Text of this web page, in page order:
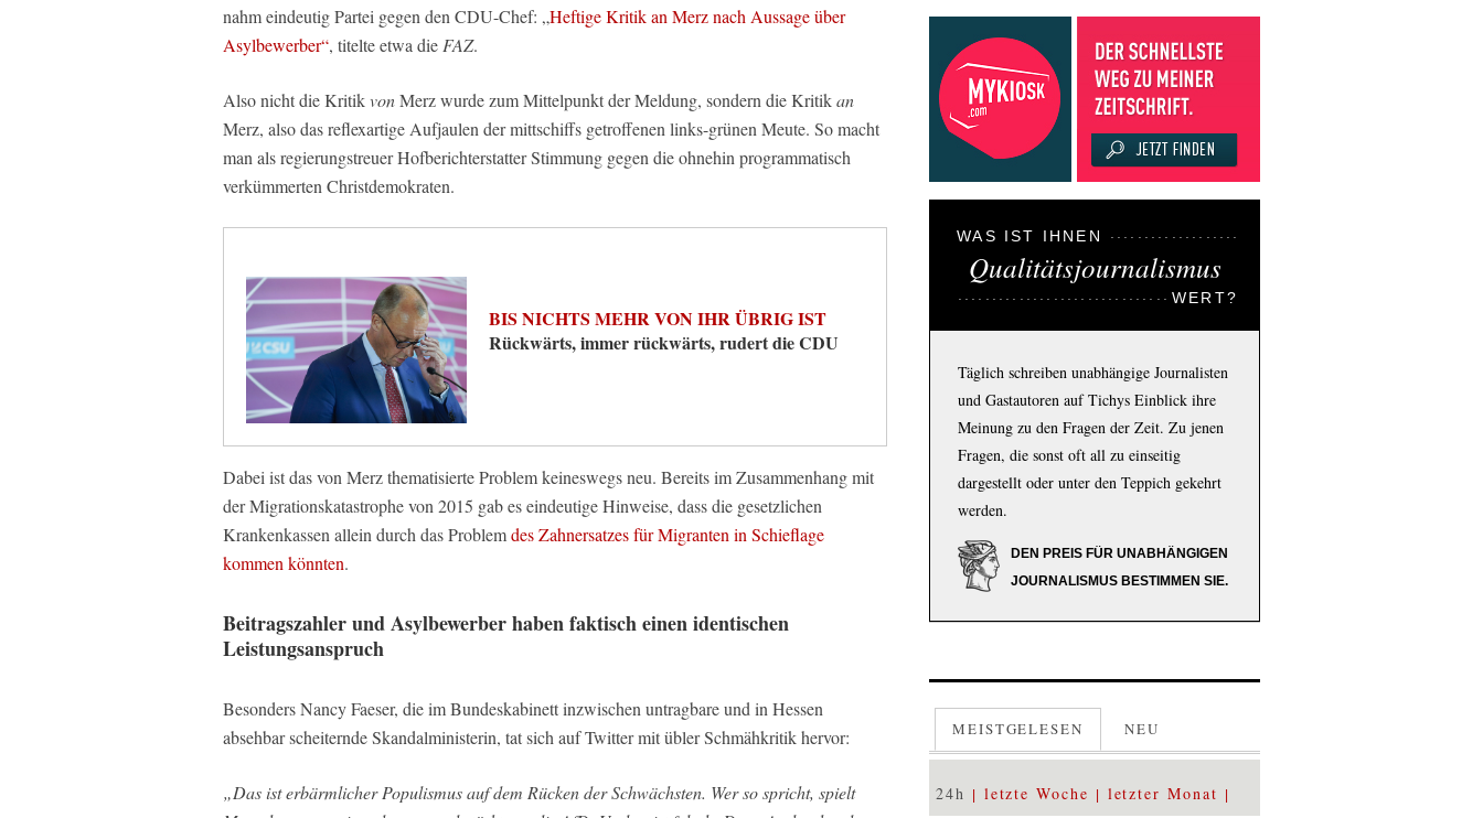
nahm eindeutig Partei gegen den CDU-Chef: „Heftige Kritik an Merz nach Aussage über
Asylbewerber“, titelte etwa die FAZ.
Also nicht die KritikvonMerz wurde zum Mittelpunkt der Meldung, sondern die Kritikan
Merz, also das reflexartige Aufjaulen der mittschiffs getroffenen links-grünen Meute. So macht
man als regierungstreuer Hofberichterstatter Stimmung gegen die ohnehin programmatisch
verkümmerten Christdemokraten.
BIS NICHTS MEHR VON IHR ÜBRIG IST
Rückwärts, immer rückwärts, rudert die CDU
Dabei ist das von Merz thematisierte Problem keineswegs neu. Bereits im Zusammenhang mit
der Migrationskatastrophe von 2015 gab es eindeutige Hinweise, dass die gesetzlichen
Krankenkassen allein durch das Problemdes Zahnersatzes für Migranten in Schieflage
kommen könnten.
Beitragszahler und Asylbewerber haben faktisch einen identischen
Leistungsanspruch
Besonders Nancy Faeser, die im Bundeskabinett inzwischen untragbare und in Hessen
absehbar scheiternde Skandalministerin, tat sich auf Twitter mit übler Schmähkritik hervor:
„Das ist erbärmlicher Populismus auf dem Rücken der Schwächsten. Wer so spricht, spielt
WAS IST IHNEN
Qualitätsjournalismus
WERT?
Täglich schreiben unabhängige Journalisten
und Gastautoren auf Tichys Einblick ihre
Meinung zu den Fragen der Zeit. Zu jenen
Fragen, die sonst oft all zu einseitig
dargestellt oder unter den Teppich gekehrt
werden.
DEN PREIS FÜR UNABHÄNGIGEN
JOURNALISMUS BESTIMMEN SIE.
MEISTGELESEN NEU
24h letzte Woche letzter Monat